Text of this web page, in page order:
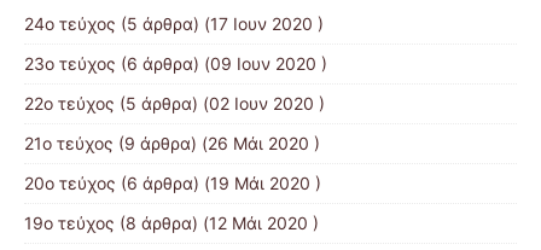
24ο τεύχος (5 άρθρα) (17 Ιουν 2020 )
23ο τεύχος (6 άρθρα) (09 Ιουν 2020 )
22ο τεύχος (5 άρθρα) (02 Ιουν 2020 )
21ο τεύχος (9 άρθρα) (26 Μάι 2020 )
20ο τεύχος (6 άρθρα) (19 Μάι 2020 )
19ο τεύχος (8 άρθρα) (12 Μάι 2020 )